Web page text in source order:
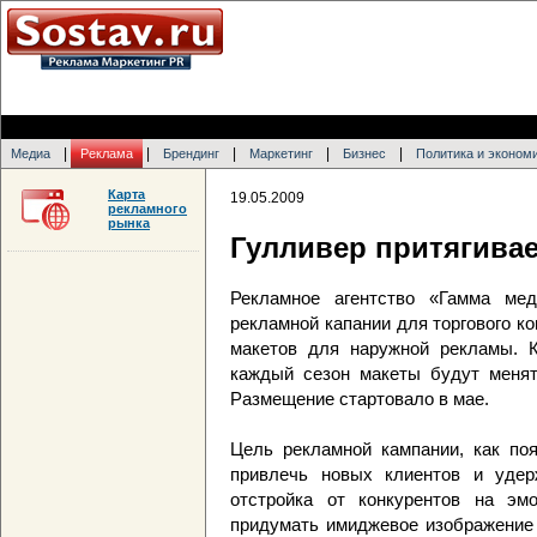
Медиа Реклама Брендинг Маркетинг Бизнес Политика и
19.05.2009
Гулливер
Рекламное агентство «Гамма
рекламной капании для торгового
макетов для наружной рекламы.
каждый сезон макеты будут
Размещение стартовало в мае.
Цель рекламной кампании, как
привлечь новых клиентов и
отстройка от конкурентов на
придумать имиджевое
Карта
рекламного
рынка